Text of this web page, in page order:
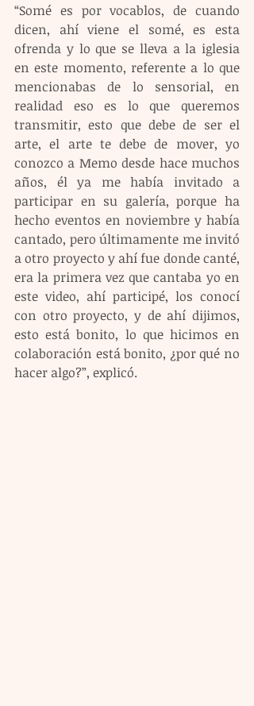
“Somé es por vocablos, de cuando
dicen, ahí viene el somé, es esta
ofrenda y lo que se lleva a la iglesia
en este momento, referente a lo que
mencionabas de lo sensorial, en
realidad eso es lo que queremos
transmitir, esto que debe de ser el
arte, el arte te debe de mover, yo
conozco a Memo desde hace muchos
años, él ya me había invitado a
participar en su galería, porque ha
hecho eventos en noviembre y había
cantado, pero últimamente me invitó
a otro proyecto y ahí fue donde canté,
era la primera vez que cantaba yo en
este video, ahí participé, los conocí
con otro proyecto, y de ahí dijimos,
esto está bonito, lo que hicimos en
colaboración está bonito, ¿por qué no
hacer algo?”, explicó.